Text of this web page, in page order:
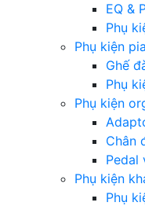
EQ &
Phụ
Phụ kiện
Ghế
Phụ
Phụ kiện
Chân
Pedal
Phụ kiện
Phụ